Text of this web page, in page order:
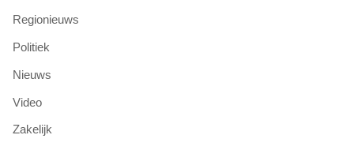
Regionieuws
Politiek
Nieuws
Video
Zakelijk